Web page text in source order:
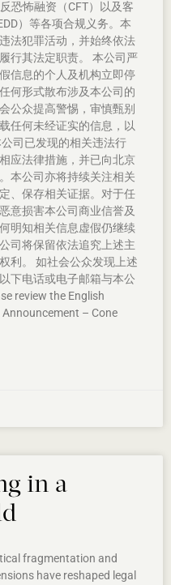
恐怖融资（CFT）以及客
）等各项合规义务。本
法犯罪活动，并始终依法
行其法定职责。 本公司严
信息的个人及机构立即停
何形式散布涉及本公司的
公众提高警惕，审慎甄别
任何未经证实的信息，以
司已发现的相关违法行
应法律措施，并已向北京
本公司亦将持续关注相关
、保存相关证据。对于任
意损害本公司商业信誉及
明知相关信息虚假仍继续
司将保留依法追究上述主
利。 如社会公众发现上述
下电话或电子邮箱与本公
review the English
– Cone
in a
fragmentation and
have reshaped legal